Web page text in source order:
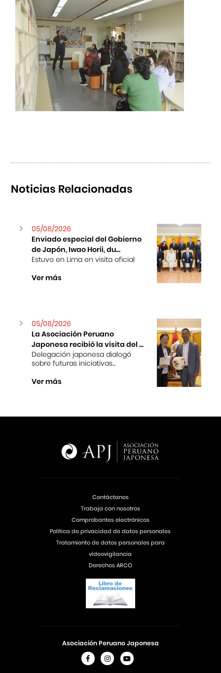
Noticias Relacionadas
05/08/2026
Enviado especial del Gobierno
de Japón, Iwao Horii, du...
Estuvo en Lima en visita oficial
Ver más
05/08/2026
La Asociación Peruano
Japonesa recibió la visita del ...
Delegación japonesa dialogó
sobre futuras iniciativas...
Ver más
Asociación Peruano Japonesa
Contáctanos
Trabaja con nosotros
Comprobantes electrónicos
Política de privacidad de datos personales
Tratamiento de datos personales para
videovigilancia
Derechos ARCO